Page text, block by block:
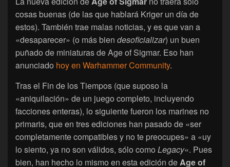
cosas buenas (de las que hablará Kriger un día de
estos). También trae malas noticias, y es que van a
«desaparecer» (o más bien desoficializar) un buen
puñado de miniaturas de Age of Sigmar. Eso han
anunciado hoy en Warhammer Community.
Tras el Fin de los Tiempos (que suposo la
«aniquilación» de un juego completo, incluyendo
facciones enteras), lo siguiente fueron los marines no
primaris, que en tres ediciones han pasado de «ser
completamente compatibles y no te preocupes» a «uy
lo siento, ya no son válidos, sólo como Legacy«. Pues
bien, han hecho lo mismo en esta edición deAge of